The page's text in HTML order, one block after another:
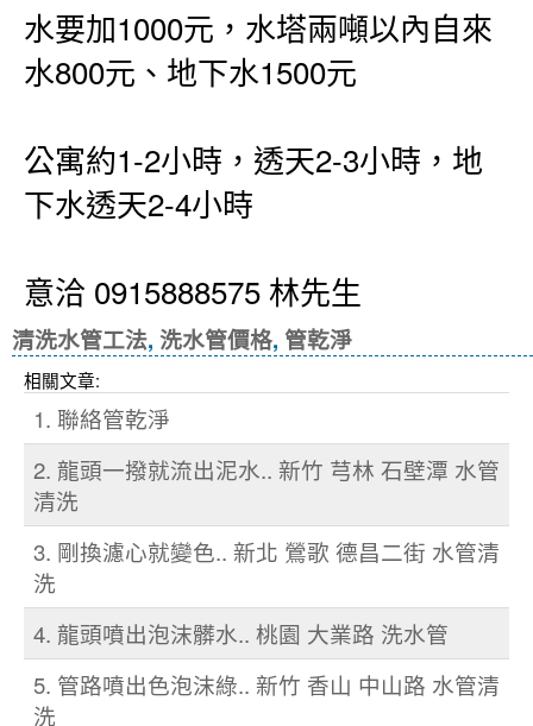
水要加1000元，水塔兩噸以內自來
水800元、地下水1500元
公寓約1-2小時，透天2-3小時，地
下水透天2-4小時
意洽 0915888575 林先生
清洗水管工法, 洗水管價格, 管乾淨
相關文章:
1. 聯絡管乾淨
2. 龍頭一撥就流出泥水.. 新竹 芎林 石壁潭 水管
清洗
3. 剛換濾心就變色.. 新北 鶯歌 德昌二街 水管清
洗
4. 龍頭噴出泡沫髒水.. 桃園 大業路 洗水管
5. 管路噴出色泡沫綠.. 新竹 香山 中山路 水管清
洗